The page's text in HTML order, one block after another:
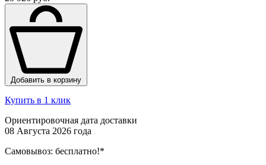
Добавить в корзину
Купить в 1 клик
Ориентировочная дата доставки
08 Августа 2026 года
Самовывоз: бесплатно!*